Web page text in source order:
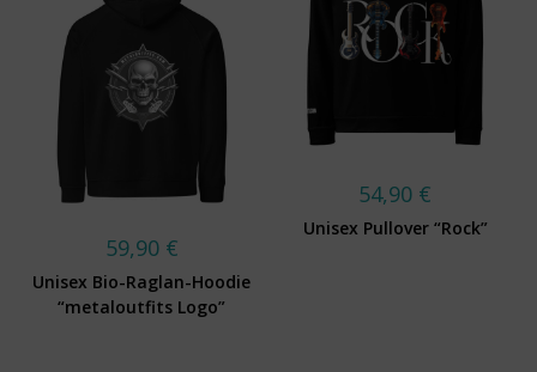
59,90 €
Unisex Bio-Raglan-Hoodie
“metaloutfits Logo”
54,90 €
Unisex Pullover “Rock”